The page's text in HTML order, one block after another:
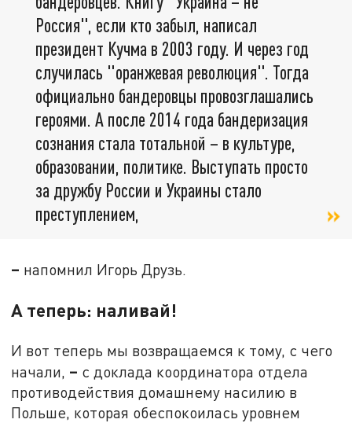
Россия", если кто забыл, написал
президент Кучма в 2003 году. И через год
случилась "оранжевая революция". Тогда
официально бандеровцы провозглашались
героями. А после 2014 года бандеризация
сознания стала тотальной – в культуре,
образовании, политике. Выступать просто
за дружбу России и Украины стало
преступлением,
– напомнил Игорь Друзь.
А теперь: наливай!
И вот теперь мы возвращаемся к тому, с чего
начали, – с доклада координатора отдела
противодействия домашнему насилию в
Польше, которая обеспокоилась уровнем